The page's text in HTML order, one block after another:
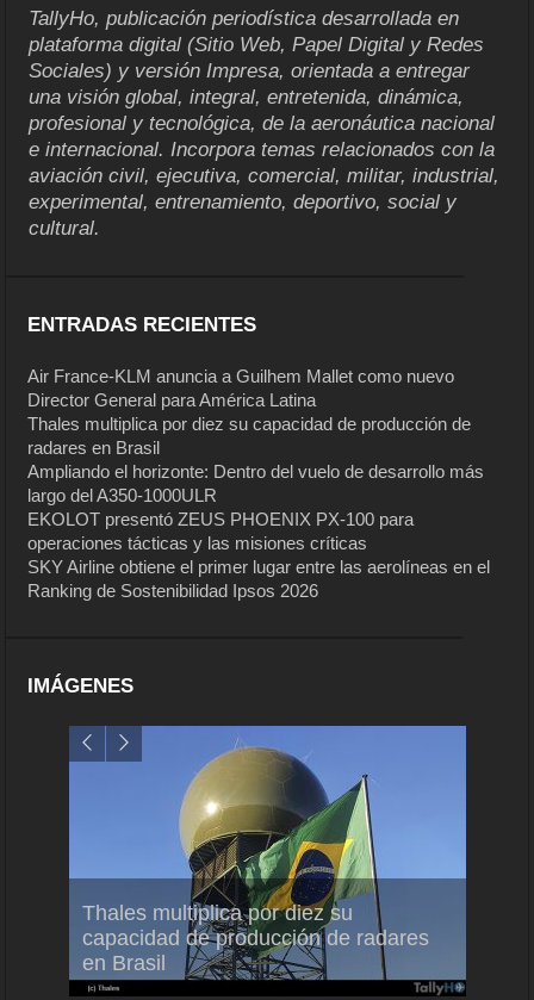
TallyHo, publicación periodística desarrollada en
plataforma digital (Sitio Web, Papel Digital y Redes
Sociales) y versión Impresa, orientada a entregar
una visión global, integral, entretenida, dinámica,
profesional y tecnológica, de la aeronáutica nacional
e internacional. Incorpora temas relacionados con la
aviación civil, ejecutiva, comercial, militar, industrial,
experimental, entrenamiento, deportivo, social y
cultural.
ENTRADAS RECIENTES
Air France-KLM anuncia a Guilhem Mallet como nuevo
Director General para América Latina
Thales multiplica por diez su capacidad de producción de
radares en Brasil
Ampliando el horizonte: Dentro del vuelo de desarrollo más
largo del A350-1000ULR
EKOLOT presentó ZEUS PHOENIX PX-100 para
operaciones tácticas y las misiones críticas
SKY Airline obtiene el primer lugar entre las aerolíneas en el
Ranking de Sostenibilidad Ipsos 2026
IMÁGENES
Thales multiplica por diez su
capacidad de producción de radares
en Brasil